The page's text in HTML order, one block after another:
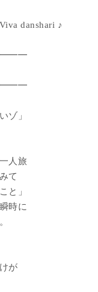
danshari ♪
ゾ」
人旅
て
と」
時に
が